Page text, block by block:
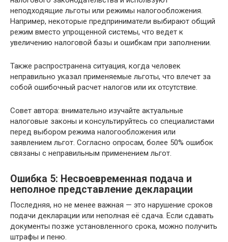
неподходящие льготы или режимы налогообложения.
Например, некоторые предприниматели выбирают общий
режим вместо упрощенной системы, что ведет к
увеличению налоговой базы и ошибкам при заполнении.
Также распространена ситуация, когда человек
неправильно указал применяемые льготы, что влечет за
собой ошибочный расчет налогов или их отсутствие.
Совет автора: внимательно изучайте актуальные
налоговые законы и консультируйтесь со специалистами
перед выбором режима налогообложения или
заявлением льгот. Согласно опросам, более 50% ошибок
связаны с неправильным применением льгот.
Ошибка 5: Несвоевременная подача и
неполное представление декларации
Последняя, но не менее важная — это нарушение сроков
подачи декларации или неполная её сдача. Если сдавать
документы позже установленного срока, можно получить
штрафы и пеню.